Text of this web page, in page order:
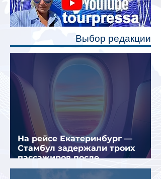
каждого спального места. Они
позволят пассажирам закрыть свою
полку во время сна или отдыха,
Выбор редакции
На рейсе Екатеринбург —
Стамбул задержали троих
пассажиров после
предполагаемой серии краж